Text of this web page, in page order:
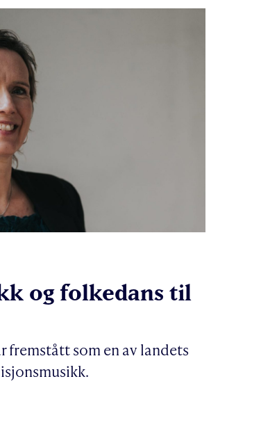
og folkedans til
fremstått som en av landets